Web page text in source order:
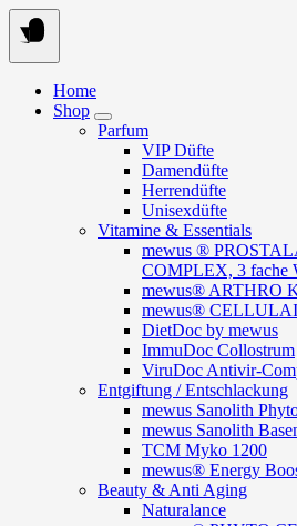
Springe
zum
Inhalt
Home
Shop
Parfum
VIP Düfte
Damendüfte
Herrendüfte
Unisexdüfte
Vitamine & Essentials
mewus ®
COMPLEX, 3 fache
mewus® ARTHRO
mewus®
DietDoc by mewus
ImmuDoc Collostrum
ViruDoc Antivir-
Entgiftung / Entschlackung
mewus Sanolith
mewus Sanolith
TCM Myko 1200
mewus® Energy
Beauty & Anti Aging
Naturalance